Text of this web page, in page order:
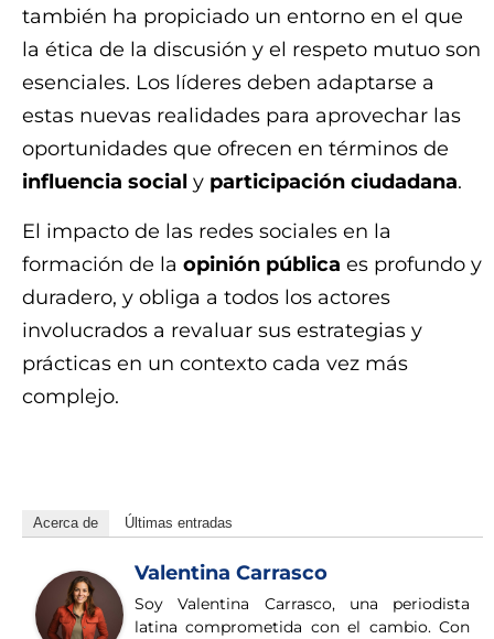
también ha propiciado un entorno en el que
la ética de la discusión y el respeto mutuo son
esenciales. Los líderes deben adaptarse a
estas nuevas realidades para aprovechar las
oportunidades que ofrecen en términos de
influencia social y participación ciudadana.
El impacto de las redes sociales en la
formación de la opinión pública es profundo y
duradero, y obliga a todos los actores
involucrados a revaluar sus estrategias y
prácticas en un contexto cada vez más
complejo.
Acerca de Últimas entradas
Valentina Carrasco
Soy Valentina Carrasco, una periodista
latina comprometida con el cambio. Con